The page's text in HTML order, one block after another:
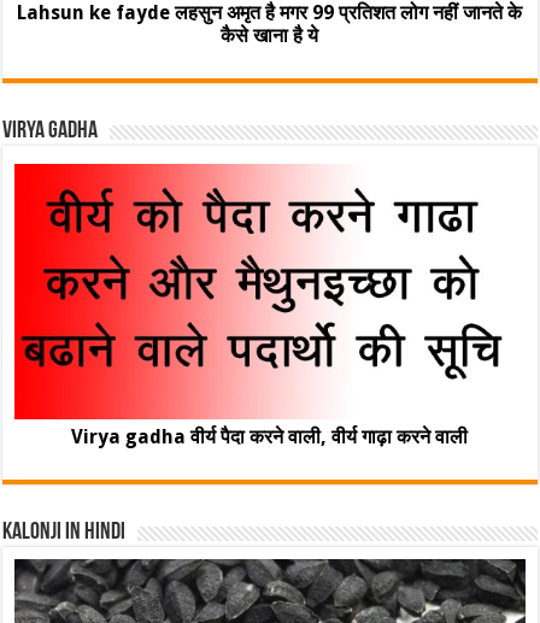
Lahsun ke fayde लहसुन अमृत है मगर 99 प्रतिशत लोग नहीं जानते के
कैसे खाना है ये
Virya Gadha
Virya gadha वीर्य पैदा करने वाली, वीर्य गाढ़ा करने वाली
Kalonji In Hindi